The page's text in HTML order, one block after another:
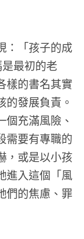
：「孩子的成
最初的老
樣的書名其實
發展負責。
充滿風險、
需要有專職的
，或是以小孩
進入這個「風
們的焦慮、罪